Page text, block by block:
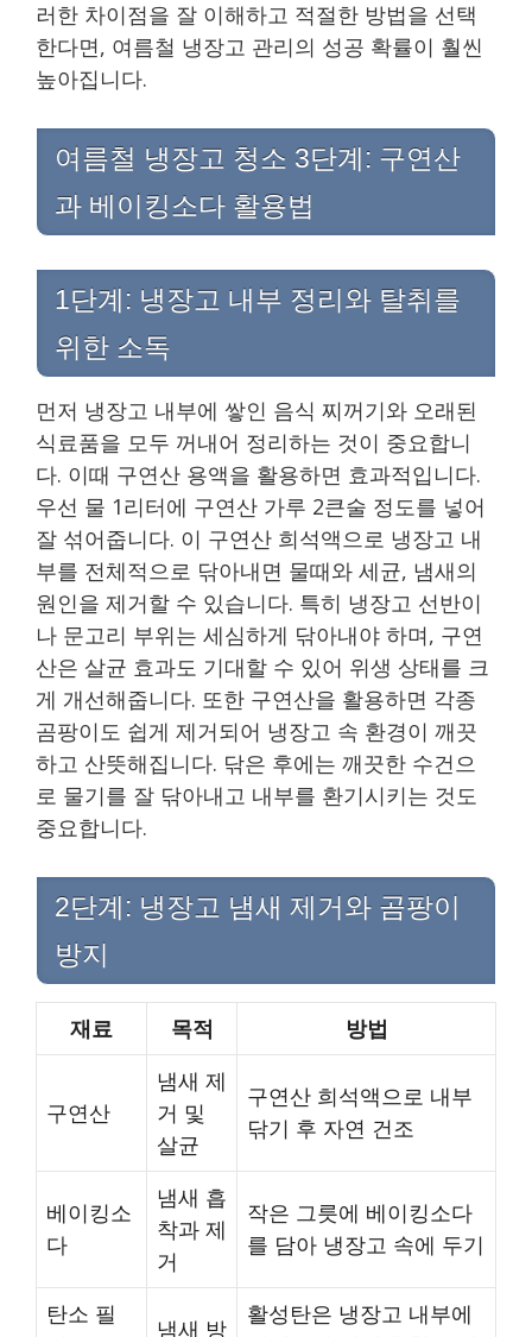
러한 차이점을 잘 이해하고 적절한 방법을 선택
한다면, 여름철 냉장고 관리의 성공 확률이 훨씬
높아집니다.
여름철 냉장고 청소 3단계: 구연산
과 베이킹소다 활용법
1단계: 냉장고 내부 정리와 탈취를
위한 소독
먼저 냉장고 내부에 쌓인 음식 찌꺼기와 오래된
식료품을 모두 꺼내어 정리하는 것이 중요합니
다. 이때 구연산 용액을 활용하면 효과적입니다.
우선 물 1리터에 구연산 가루 2큰술 정도를 넣어
잘 섞어줍니다. 이 구연산 희석액으로 냉장고 내
부를 전체적으로 닦아내면 물때와 세균, 냄새의
원인을 제거할 수 있습니다. 특히 냉장고 선반이
나 문고리 부위는 세심하게 닦아내야 하며, 구연
산은 살균 효과도 기대할 수 있어 위생 상태를 크
게 개선해줍니다. 또한 구연산을 활용하면 각종
곰팡이도 쉽게 제거되어 냉장고 속 환경이 깨끗
하고 산뜻해집니다. 닦은 후에는 깨끗한 수건으
로 물기를 잘 닦아내고 내부를 환기시키는 것도
중요합니다.
2단계: 냉장고 냄새 제거와 곰팡이
방지
재료 목적 방법
구연산
냄새 제
거 및
살균
구연산 희석액으로 내부
닦기 후 자연 건조
베이킹소
다
냄새 흡
착과 제
거
작은 그릇에 베이킹소다
를 담아 냉장고 속에 두기
탄소 필
냄새 방
활성탄은 냉장고 내부에